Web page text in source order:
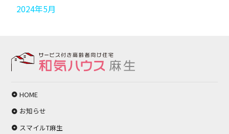
2024年5月
HOME
お知らせ
スマイルT麻生